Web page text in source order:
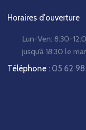
Horaires d'ouverture
Lun-Ven: 8:30-
jusqu’à 18:30 le
Téléphone : 05 62 98